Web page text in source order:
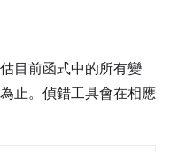
目前函式中的所有變
止。偵錯工具會在相應